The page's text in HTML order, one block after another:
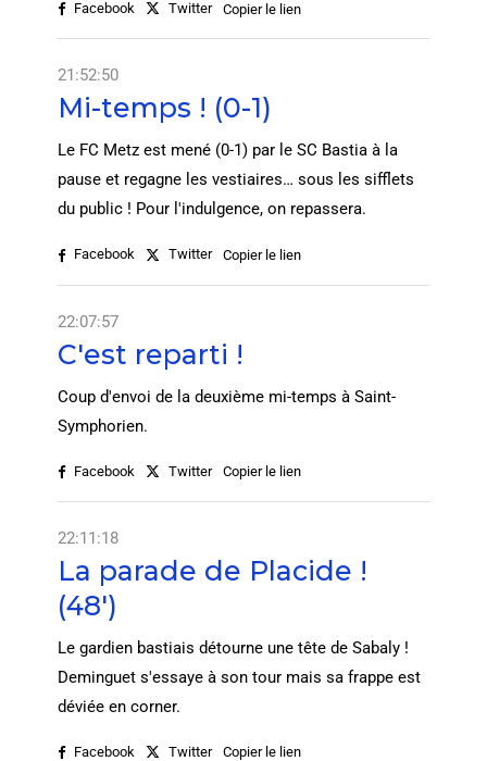
Facebook Twitter Copier le lien
21:52:50
Mi-temps ! (0-1)
Le FC Metz est mené (0-1) par le SC Bastia à la
pause et regagne les vestiaires… sous les sifflets
du public ! Pour l'indulgence, on repassera.
Facebook Twitter Copier le lien
22:07:57
C'est reparti !
Coup d'envoi de la deuxième mi-temps à Saint-
Symphorien.
Facebook Twitter Copier le lien
22:11:18
La parade de Placide !
(48')
Le gardien bastiais détourne une tête de Sabaly !
Deminguet s'essaye à son tour mais sa frappe est
déviée en corner.
Facebook Twitter Copier le lien